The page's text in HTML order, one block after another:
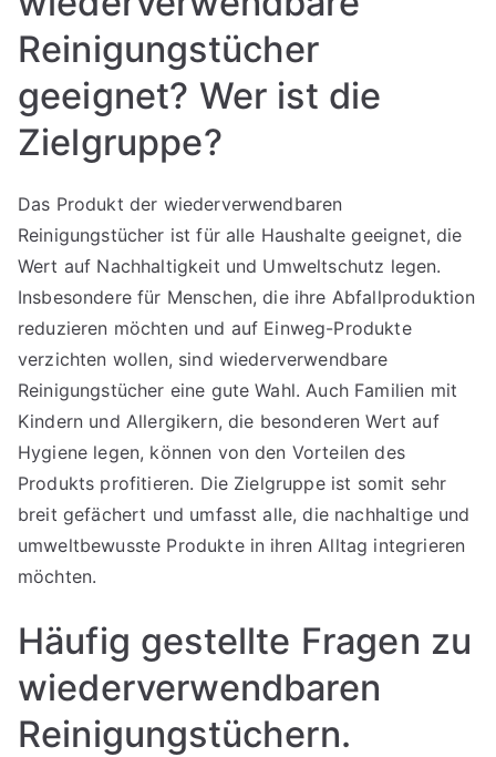
Reinigungstücher
geeignet? Wer ist die
Zielgruppe?
Das Produkt der wiederverwendbaren
Reinigungstücher ist für alle Haushalte geeignet, die
Wert auf Nachhaltigkeit und Umweltschutz legen.
Insbesondere für Menschen, die ihre Abfallproduktion
reduzieren möchten und auf Einweg-Produkte
verzichten wollen, sind wiederverwendbare
Reinigungstücher eine gute Wahl. Auch Familien mit
Kindern und Allergikern, die besonderen Wert auf
Hygiene legen, können von den Vorteilen des
Produkts profitieren. Die Zielgruppe ist somit sehr
breit gefächert und umfasst alle, die nachhaltige und
umweltbewusste Produkte in ihren Alltag integrieren
möchten.
Häufig gestellte Fragen zu
wiederverwendbaren
Reinigungstüchern.